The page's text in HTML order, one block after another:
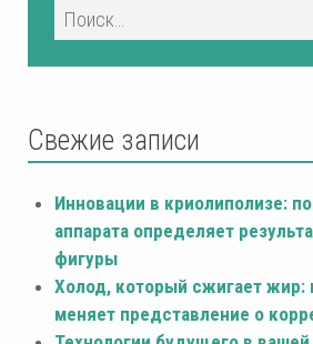
Свежие записи
Инновации в криолиполизе:
аппарата определяет
фигуры
Холод, который сжигает жир:
меняет представление о